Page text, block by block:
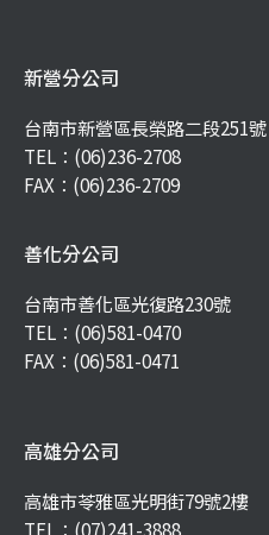
新營分公司
台南市新營區長榮路二段251號
TEL： (06)236-2708
FAX：(06)236-2709
善化分公司
台南市善化區光復路230號
TEL： (06)581-0470
FAX：(06)581-0471
高雄分公司
高雄市苓雅區光明街79號2樓
TEL： (07)241-3888